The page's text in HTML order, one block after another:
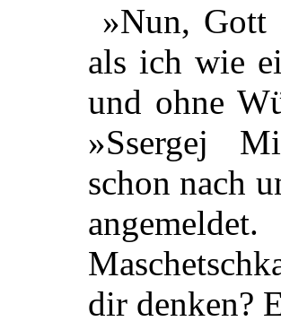
»Nun, Gott
als ich wie
und ohne
»Ssergej
schon nach
dir denken?